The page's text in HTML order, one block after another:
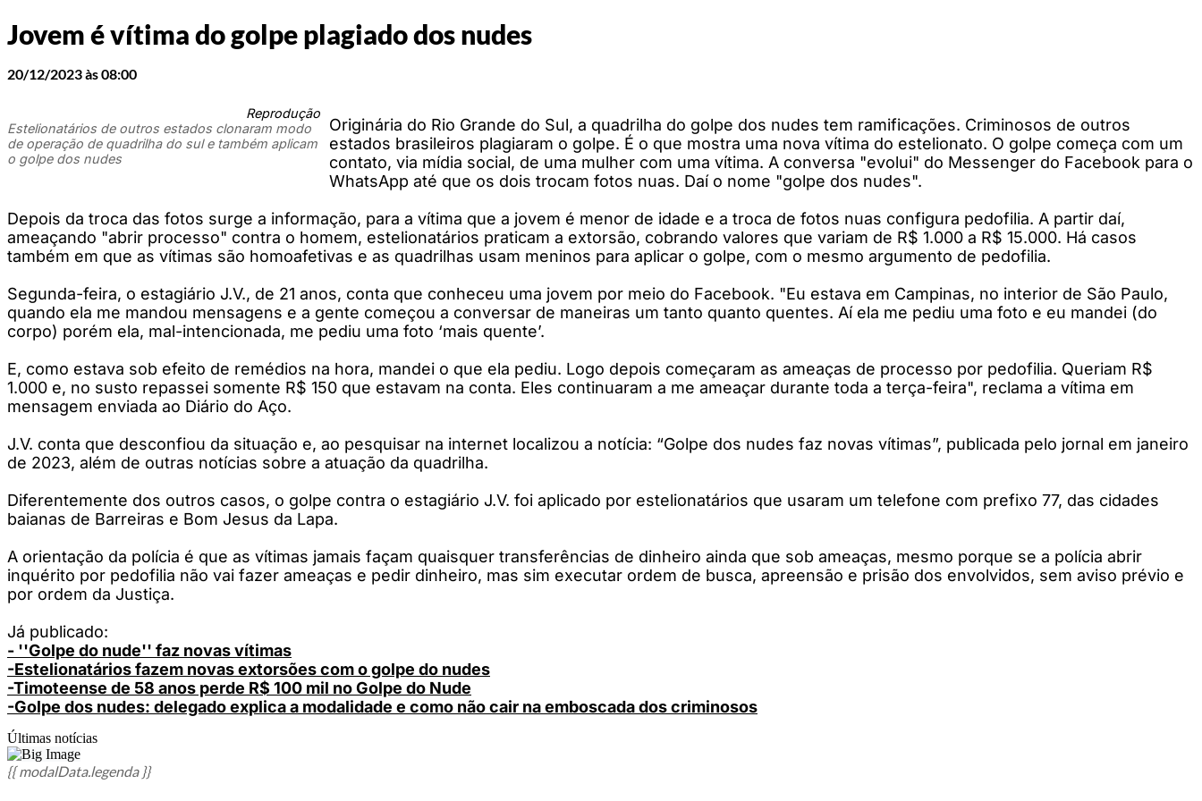
Jovem é vítima do golpe plagiado dos nudes
20/12/2023 às 08:00
Reprodução
Estelionatários de outros estados clonaram modo
de operação de quadrilha do sul e também aplicam
o golpe dos nudes
Originária do Rio Grande do Sul, a quadrilha do golpe dos nudes tem ramificações. Criminosos de outros
estados brasileiros plagiaram o golpe. É o que mostra uma nova vítima do estelionato. O golpe começa com um
contato, via mídia social, de uma mulher com uma vítima. A conversa "evolui" do Messenger do Facebook para o
WhatsApp até que os dois trocam fotos nuas. Daí o nome "golpe dos nudes".
Depois da troca das fotos surge a informação, para a vítima que a jovem é menor de idade e a troca de fotos nuas configura pedofilia. A partir daí,
ameaçando "abrir processo" contra o homem, estelionatários praticam a extorsão, cobrando valores que variam de R$ 1.000 a R$ 15.000. Há casos
também em que as vítimas são homoafetivas e as quadrilhas usam meninos para aplicar o golpe, com o mesmo argumento de pedofilia.
Segunda-feira, o estagiário J.V., de 21 anos, conta que conheceu uma jovem por meio do Facebook. "Eu estava em Campinas, no interior de São Paulo,
quando ela me mandou mensagens e a gente começou a conversar de maneiras um tanto quanto quentes. Aí ela me pediu uma foto e eu mandei (do
corpo) porém ela, mal-intencionada, me pediu uma foto ‘mais quente’.
E, como estava sob efeito de remédios na hora, mandei o que ela pediu. Logo depois começaram as ameaças de processo por pedofilia. Queriam R$
1.000 e, no susto repassei somente R$ 150 que estavam na conta. Eles continuaram a me ameaçar durante toda a terça-feira", reclama a vítima em
mensagem enviada ao Diário do Aço.
J.V. conta que desconfiou da situação e, ao pesquisar na internet localizou a notícia: “Golpe dos nudes faz novas vítimas”, publicada pelo jornal em janeiro
de 2023, além de outras notícias sobre a atuação da quadrilha.
Diferentemente dos outros casos, o golpe contra o estagiário J.V. foi aplicado por estelionatários que usaram um telefone com prefixo 77, das cidades
baianas de Barreiras e Bom Jesus da Lapa.
A orientação da polícia é que as vítimas jamais façam quaisquer transferências de dinheiro ainda que sob ameaças, mesmo porque se a polícia abrir
inquérito por pedofilia não vai fazer ameaças e pedir dinheiro, mas sim executar ordem de busca, apreensão e prisão dos envolvidos, sem aviso prévio e
por ordem da Justiça.
Já publicado:
- ''Golpe do nude'' faz novas vítimas
-Estelionatários fazem novas extorsões com o golpe do nudes
-Timoteense de 58 anos perde R$ 100 mil no Golpe do Nude
-Golpe dos nudes: delegado explica a modalidade e como não cair na emboscada dos criminosos
Últimas notícias
{{ modalData.legenda }}